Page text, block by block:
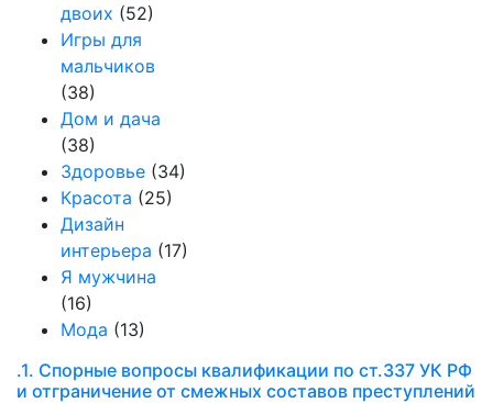
двоих (52)
Игры для
мальчиков
(38)
Дом и дача
(38)
Здоровье (34)
Красота (25)
Дизайн
интерьера (17)
Я мужчина
(16)
Мода (13)
.1. Спорные вопросы квалификации по ст.337 УК РФ
и отграничение от смежных составов преступлений